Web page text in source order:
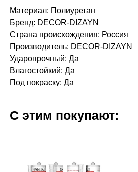
Материал: Полиуретан
Бренд: DECOR-DIZAYN
Страна происхождения: Россия
Производитель: DECOR-DIZAYN
Ударопрочный: Да
Влагостойкий: Да
Под покраску: Да
С этим покупают: